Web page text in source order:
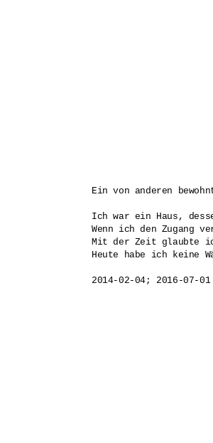
Ein von anderen
Ich war ein Haus,
Wenn ich den Zugang
Mit der Zeit glaubte
Heute habe ich keine
2014-02-04; 2016-07-01